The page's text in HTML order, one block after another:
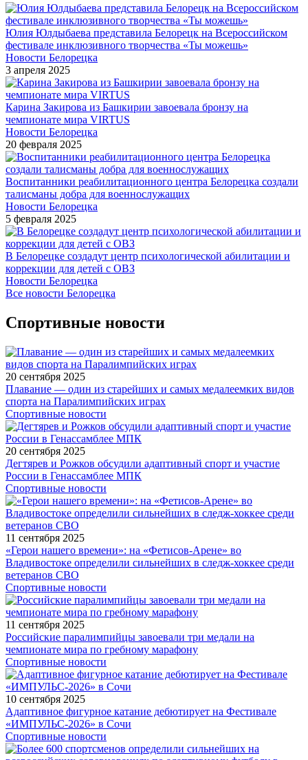
Юлия Юлдыбаева представила Белорецк на Всероссийском
фестивале инклюзивного творчества «Ты можешь»
Новости Белорецка
3 апреля 2025
Карина Закирова из Башкирии завоевала бронзу на
чемпионате мира VIRTUS
Новости Белорецка
20 февраля 2025
Воспитанники реабилитационного центра Белорецка создали
талисманы добра для военнослужащих
Новости Белорецка
5 февраля 2025
В Белорецке создадут центр психологической абилитации и
коррекции для детей с ОВЗ
Новости Белорецка
Все новости Белорецка
Спортивные новости
20 сентября 2025
Плавание — один из старейших и самых медалеемких видов
спорта на Паралимпийских играх
Спортивные новости
20 сентября 2025
Дегтярев и Рожков обсудили адаптивный спорт и участие
России в Генассамблее МПК
Спортивные новости
11 сентября 2025
«Герои нашего времени»: на «Фетисов-Арене» во
Владивостоке определили сильнейших в следж-хоккее среди
ветеранов СВО
Спортивные новости
11 сентября 2025
Российские паралимпийцы завоевали три медали на
чемпионате мира по гребному марафону
Спортивные новости
10 сентября 2025
Адаптивное фигурное катание дебютирует на Фестивале
«ИМПУЛЬС-2026» в Сочи
Спортивные новости